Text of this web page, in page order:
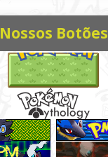
Nossos Botões